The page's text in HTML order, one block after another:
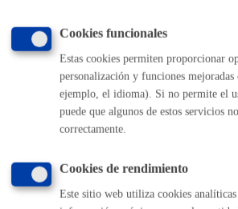
Destinatarios
Las establecidas legalmente y que sean de
de este tratamiento.
si el Ayuntamiento de San Sebastián está
personales. Además, tendrán derecho a
Cookies funcionales
Estas cookies permiten proporcionar
personalización y funciones
ejemplo, el idioma). Si no permite el
puede que algunos de estos servicios
correctamente.
Cookies de rendimiento
Este sitio web utiliza cookies